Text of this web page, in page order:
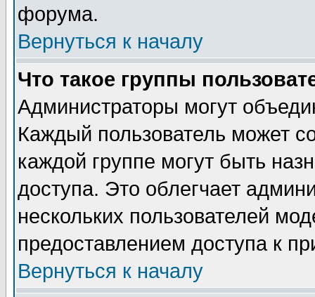
форума.
Вернуться к началу
Что такое группы
Администраторы могут
Каждый пользователь может
каждой группе могут быть
доступа. Это облегчает
нескольких пользователей
предоставлением доступа к
Вернуться к началу